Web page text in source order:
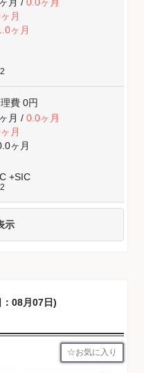
月
ヶ月
2
費 0円
月/ 0.0ヶ月
月
ヶ月
+SIC
2
示
08月07日)
お気に入り